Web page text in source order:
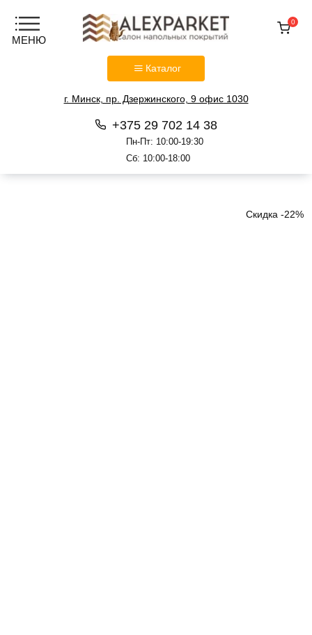
Каталог
г. Минск, пр. Дзержинского, 9 офис 1030
+375 29 702 14 38
Пн-Пт: 10:00-19:30
Сб: 10:00-18:00
0
Скидка -22%